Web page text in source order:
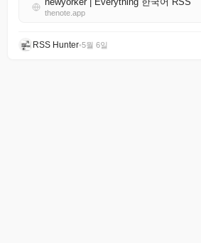
thenote.app
RSS Hunter•5월 6일